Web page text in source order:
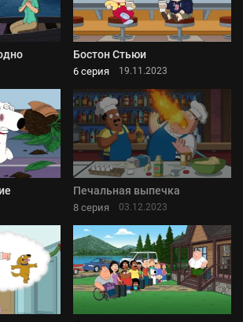
Бостон Стьюи
6 серия 19.11.2023
Печальная выпечка
8 серия 03.12.2023